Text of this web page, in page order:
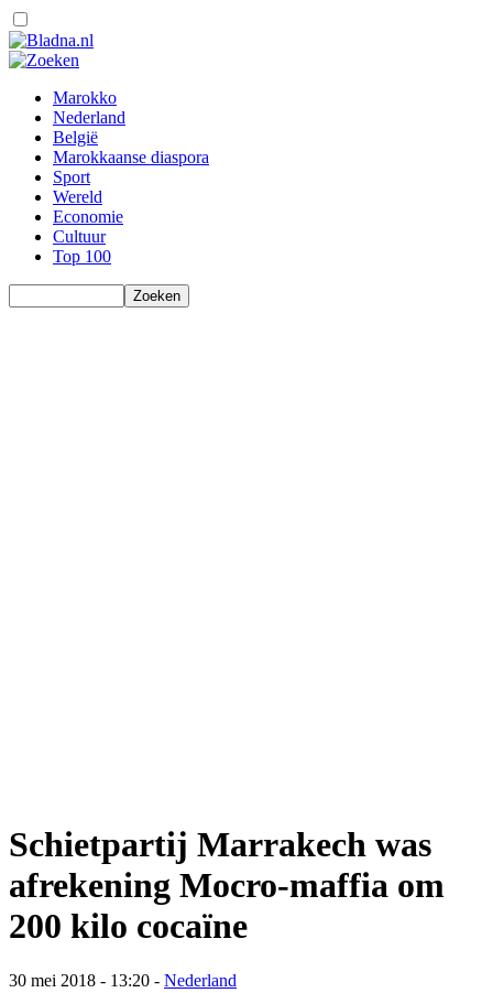
Marokko
Nederland
België
Marokkaanse diaspora
Sport
Wereld
Economie
Cultuur
Top 100
Schietpartij Marrakech was
afrekening Mocro-maffia om
200 kilo cocaïne
30 mei 2018 - 13:20 - Nederland